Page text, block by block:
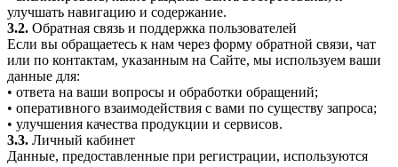
улучшать навигацию и содержание.
3.2. Обратная связь и поддержка пользователей
Если вы обращаетесь к нам через форму обратной связи, чат
или по контактам, указанным на Сайте, мы используем ваши
данные для:
• ответа на ваши вопросы и обработки обращений;
• оперативного взаимодействия с вами по существу запроса;
• улучшения качества продукции и сервисов.
3.3. Личный кабинет
Данные, предоставленные при регистрации, используются